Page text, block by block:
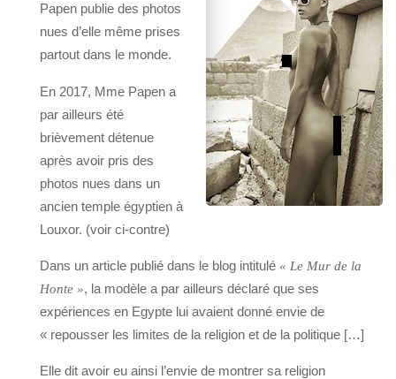
Papen publie des photos
nues d’elle même prises
partout dans le monde.
En 2017, Mme Papen a
par ailleurs été
brièvement détenue
après avoir pris des
photos nues dans un
ancien temple égyptien à
Louxor. (voir ci-contre)
Dans un article publié dans le blog intitulé « Le Mur de la
Honte », la modèle a par ailleurs déclaré que ses
expériences en Egypte lui avaient donné envie de
« repousser les limites de la religion et de la politique […]
Elle dit avoir eu ainsi l’envie de montrer sa religion